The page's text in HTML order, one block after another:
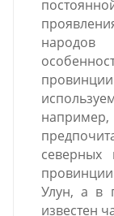
народов
Улун, а в
известен